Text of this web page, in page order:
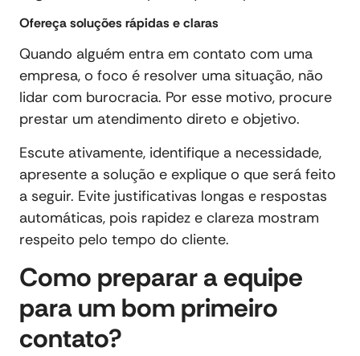
Ofereça soluções rápidas e claras
Quando alguém entra em contato com uma
empresa, o foco é resolver uma situação, não
lidar com burocracia. Por esse motivo, procure
prestar um atendimento direto e objetivo.
Escute ativamente, identifique a necessidade,
apresente a solução e explique o que será feito
a seguir. Evite justificativas longas e respostas
automáticas, pois rapidez e clareza mostram
respeito pelo tempo do cliente.
Como preparar a equipe
para um bom primeiro
contato?